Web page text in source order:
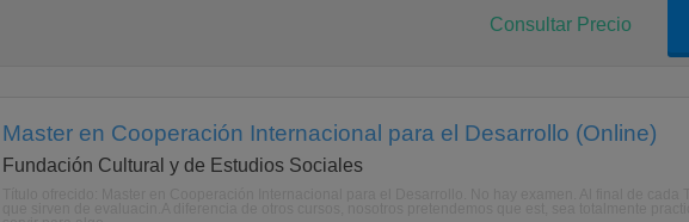
Consultar Precio
Master en Cooperación Internacional para el Desarrollo (Online)
Fundación Cultural y de Estudios Sociales